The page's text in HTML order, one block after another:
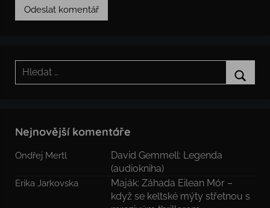
Hledat:
Nejnovější komentáře
Ondřej Mertl
David Gemmell: Legenda
(audiokniha)
Erika Jarkovska
Maják: Záhada Eilean Mór –
když se keltské mýty střetnou s